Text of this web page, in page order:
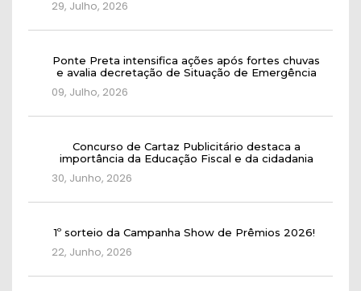
29, Julho, 2026
Ponte Preta intensifica ações após fortes chuvas
e avalia decretação de Situação de Emergência
09, Julho, 2026
Concurso de Cartaz Publicitário destaca a
importância da Educação Fiscal e da cidadania
30, Junho, 2026
1º sorteio da Campanha Show de Prêmios 2026!
22, Junho, 2026